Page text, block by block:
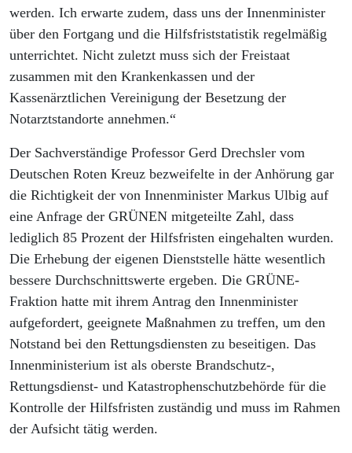
werden. Ich erwarte zudem, dass uns der Innenminister
über den Fortgang und die Hilfsfriststatistik regelmäßig
unterrichtet. Nicht zuletzt muss sich der Freistaat
zusammen mit den Krankenkassen und der
Kassenärztlichen Vereinigung der Besetzung der
Notarztstandorte annehmen.“
Der Sachverständige Professor Gerd Drechsler vom
Deutschen Roten Kreuz bezweifelte in der Anhörung gar
die Richtigkeit der von Innenminister Markus Ulbig auf
eine Anfrage der GRÜNEN mitgeteilte Zahl, dass
lediglich 85 Prozent der Hilfsfristen eingehalten wurden.
Die Erhebung der eigenen Dienststelle hätte wesentlich
bessere Durchschnittswerte ergeben. Die GRÜNE-
Fraktion hatte mit ihrem Antrag den Innenminister
aufgefordert, geeignete Maßnahmen zu treffen, um den
Notstand bei den Rettungsdiensten zu beseitigen. Das
Innenministerium ist als oberste Brandschutz-,
Rettungsdienst- und Katastrophenschutzbehörde für die
Kontrolle der Hilfsfristen zuständig und muss im Rahmen
der Aufsicht tätig werden.